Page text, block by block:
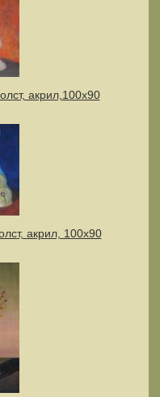
акрил,100х90
акрил, 100х90